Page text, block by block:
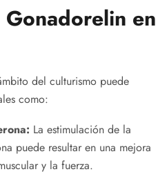
en
del culturismo puede
como:
La estimulación de la
puede resultar en una mejora
y la fuerza.